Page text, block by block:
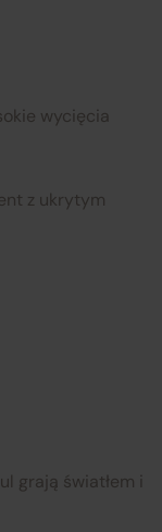
wycięcia
z ukrytym
grają światłem i